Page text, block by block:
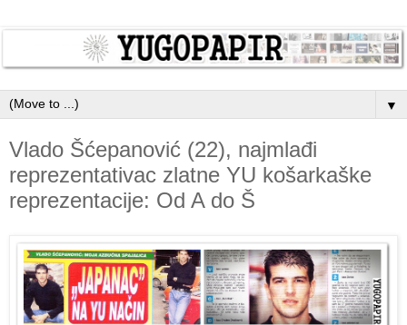
▼
Vlado Šćepanović (22), najmlađi
reprezentativac zlatne YU košarkaške
reprezentacije: Od A do Š